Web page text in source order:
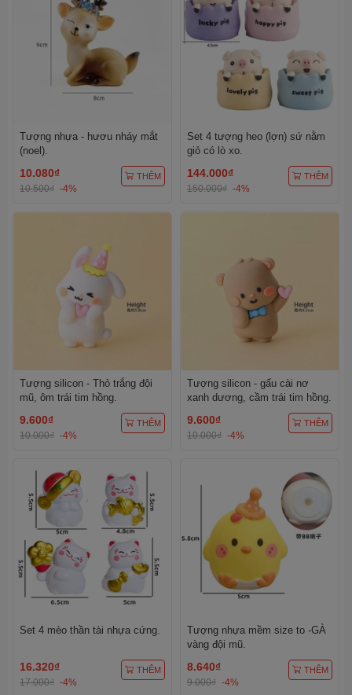
Tượng nhựa - hươu nháy mắt
(noel).
10.080₫
10.500₫ -4%
THÊM
Set 4 tượng heo (lợn) sứ nằm
giỏ có lò xo.
144.000₫
150.000₫ -4%
THÊM
Tượng silicon - Thỏ trắng đội
mũ, ôm trái tim hồng.
9.600₫
10.000₫ -4%
THÊM
Tượng silicon - gấu cài nơ
xanh dương, cầm trái tim hồng.
9.600₫
10.000₫ -4%
THÊM
Set 4 mèo thần tài nhựa cứng.
16.320₫
17.000₫ -4%
THÊM
Tượng nhựa mềm size to -GÀ
vàng đội mũ.
8.640₫
9.000₫ -4%
THÊM